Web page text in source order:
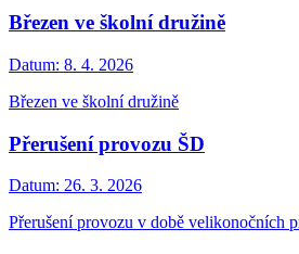
Březen ve školní družině
Datum: 8. 4. 2026
Březen ve školní družině
Přerušení provozu ŠD
Datum: 26. 3. 2026
Přerušení provozu v době velikonočních